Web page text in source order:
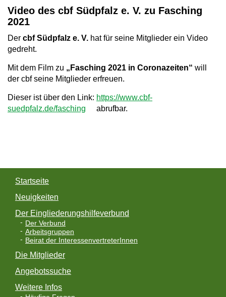
Video des cbf Südpfalz e. V. zu Fasching
2021
Der cbf Südpfalz e. V. hat für seine Mitglieder ein Video
gedreht.
Mit dem Film zu „Fasching 2021 in Coronazeiten“ will
der cbf seine Mitglieder erfreuen.
Dieser ist über den Link: https://www.cbf-
suedpfalz.de/fasching
abrufbar.
Startseite
Neuigkeiten
Der Eingliederungshilfeverbund
Der Verbund
Arbeitsgruppen
Beirat der InteressenvertreterInnen
Die Mitglieder
Angebotssuche
Weitere Infos